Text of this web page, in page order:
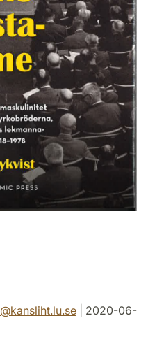
@kansliht.lu.se | 2020-06-